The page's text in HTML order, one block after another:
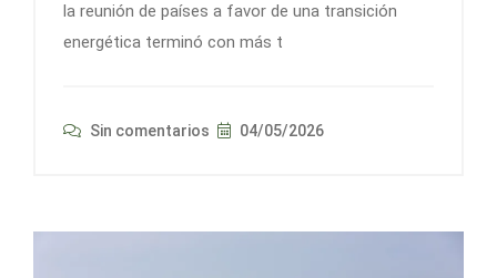
la reunión de países a favor de una transición
energética terminó con más t
Sin comentarios 04/05/2026